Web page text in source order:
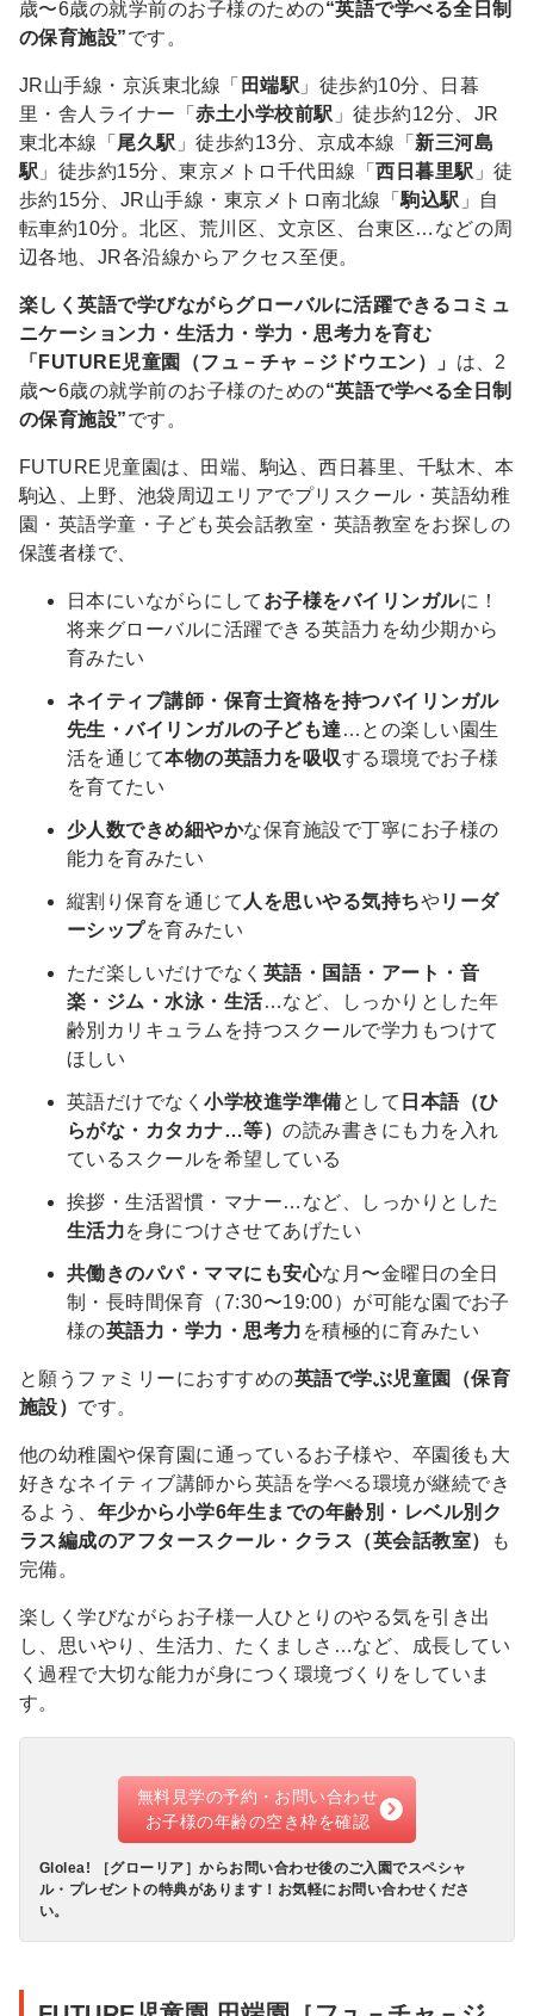
歳〜6歳の就学前のお子様のための“英語で学べる全日制
の保育施設”です。
JR山手線・京浜東北線「 田端駅 」徒歩約10分、日暮
里・舎人ライナー「赤土小学校前駅 」徒歩約12分、JR
東北本線「 尾久駅 」徒歩約13分、京成本線「 新三河島
駅 」徒歩約15分、東京メトロ千代田線「西日暮里駅 」徒
歩約15分、JR山手線・東京メトロ南北線「駒込駅 」自
転車約10分。北区、荒川区、文京区、台東区…などの周
辺各地、JR各沿線からアクセス至便。
楽しく英語で学びながらグローバルに活躍できるコミュ
ニケーション力・生活力・学力・思考力を育む
「FUTURE児童園（フュ－チャ－ジドウエン）」 は、2
歳〜6歳の就学前のお子様のための“英語で学べる全日制
の保育施設”です。
FUTURE児童園は、田端、駒込、西日暮里、千駄木、本
駒込、上野、池袋周辺エリアでプリスクール・英語幼稚
園・英語学童・子ども英会話教室・英語教室をお探しの
保護者様で、
日本にいながらにして お子様をバイリンガルに！
将来グローバルに活躍できる英語力を幼少期から
育みたい
ネイティブ講師・保育士資格を持つバイリンガル
先生・バイリンガルの子ども達 …との楽しい園生
活を通じて本物の英語力を吸収する環境でお子様
を育てたい
少人数できめ細やかな保育施設で丁寧にお子様の
能力を育みたい
縦割り保育を通じて 人を思いやる気持ちやリーダ
ーシップを育みたい
ただ楽しいだけでなく 英語・国語・アート・音
楽・ジム・水泳・生活…など、しっかりとした年
齢別カリキュラムを持つスクールで学力もつけて
ほしい
英語だけでなく小学校進学準備として 日本語（ひ
らがな・カタカナ…等）の読み書きにも力を入れ
ているスクールを希望している
挨拶・生活習慣・マナー…など、しっかりとした
生活力を身につけさせてあげたい
共働きのパパ・ママにも安心な月〜金曜日の全日
制・長時間保育（7:30〜19:00）が可能な園でお子
様の英語力・学力・思考力 を積極的に育みたい
と願うファミリーにおすすめの英語で学ぶ児童園（保育
施設） です。
他の幼稚園や保育園に通っているお子様や、卒園後も大
好きなネイティブ講師から英語を学べる環境が継続でき
るよう、 年少から小学6年生までの年齢別・レベル別ク
ラス編成のアフタースクール・クラス（英会話教室）
も
完備。
楽しく学びながらお子様一人ひとりのやる気を引き出
し、思いやり、生活力、たくましさ…など、成長してい
く過程で大切な能力が身につく環境づくりをしていま
す。
無料見学の予約・お問い合わせ
お子様の年齢の空き枠を確認
Glolea! ［グローリア］からお問い合わせ後のご入園でスペシャ
ル・プレゼントの特典があります！お気軽にお問い合わせくださ
い。